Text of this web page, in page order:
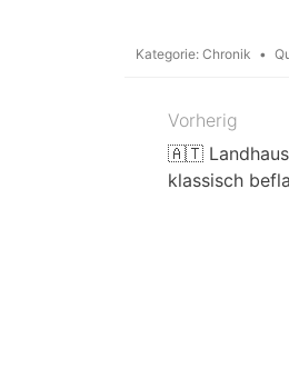
Kategorie: Chronik
Vorherig
🇦🇹 Landhaus
klassisch